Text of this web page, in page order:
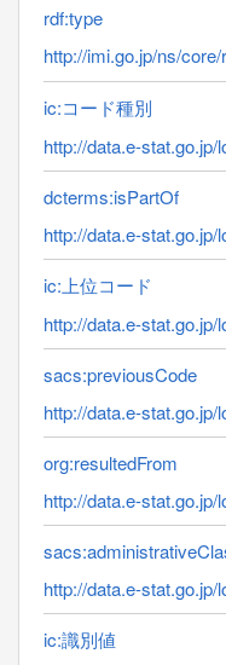
rdf:type
http://imi.go.jp/ns/
ic:コード種別
http://data.e-stat.go.jp/
dcterms:isPartOf
http://data.e-stat.go.jp/
ic:上位コード
http://data.e-stat.go.jp/
sacs:previousCode
http://data.e-stat.go.jp/
org:resultedFrom
http://data.e-stat.go.jp/
http://data.e-
ic:識別値